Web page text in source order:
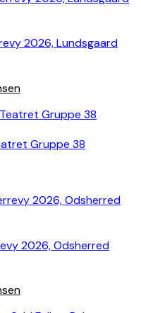
2026, Lundsgaard
Gruppe 38
2026, Odsherred